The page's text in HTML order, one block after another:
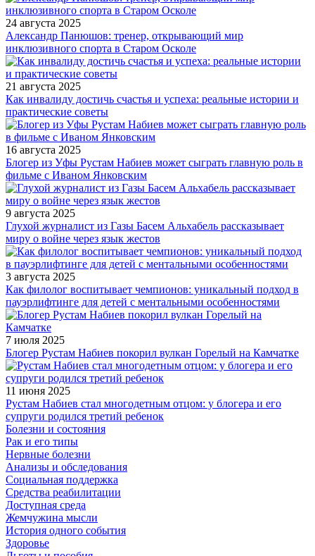
24 августа 2025
Александр Панюшов: тренер, открывающий мир
инклюзивного спорта в Старом Осколе
21 августа 2025
Как инвалиду достичь счастья и успеха: реальные истории и
практические советы
16 августа 2025
Блогер из Уфы Рустам Набиев может сыграть главную роль в
фильме с Иваном Янковским
9 августа 2025
Глухой журналист из Газы Басем Альхабель рассказывает
миру о войне через язык жестов
3 августа 2025
Как филолог воспитывает чемпионов: уникальный подход в
пауэрлифтинге для детей с ментальными особенностями
7 июля 2025
Блогер Рустам Набиев покорил вулкан Горелый на Камчатке
11 июня 2025
Рустам Набиев стал многодетным отцом: у блогера и его
супруги родился третий ребенок
Болезни и состояния
Рак и его типы
Нервные болезни
Анализы и обследования
Социальная поддержка
Средства реабилитации
Доступная среда
Жемчужина мысли
История одного события
Здоровье